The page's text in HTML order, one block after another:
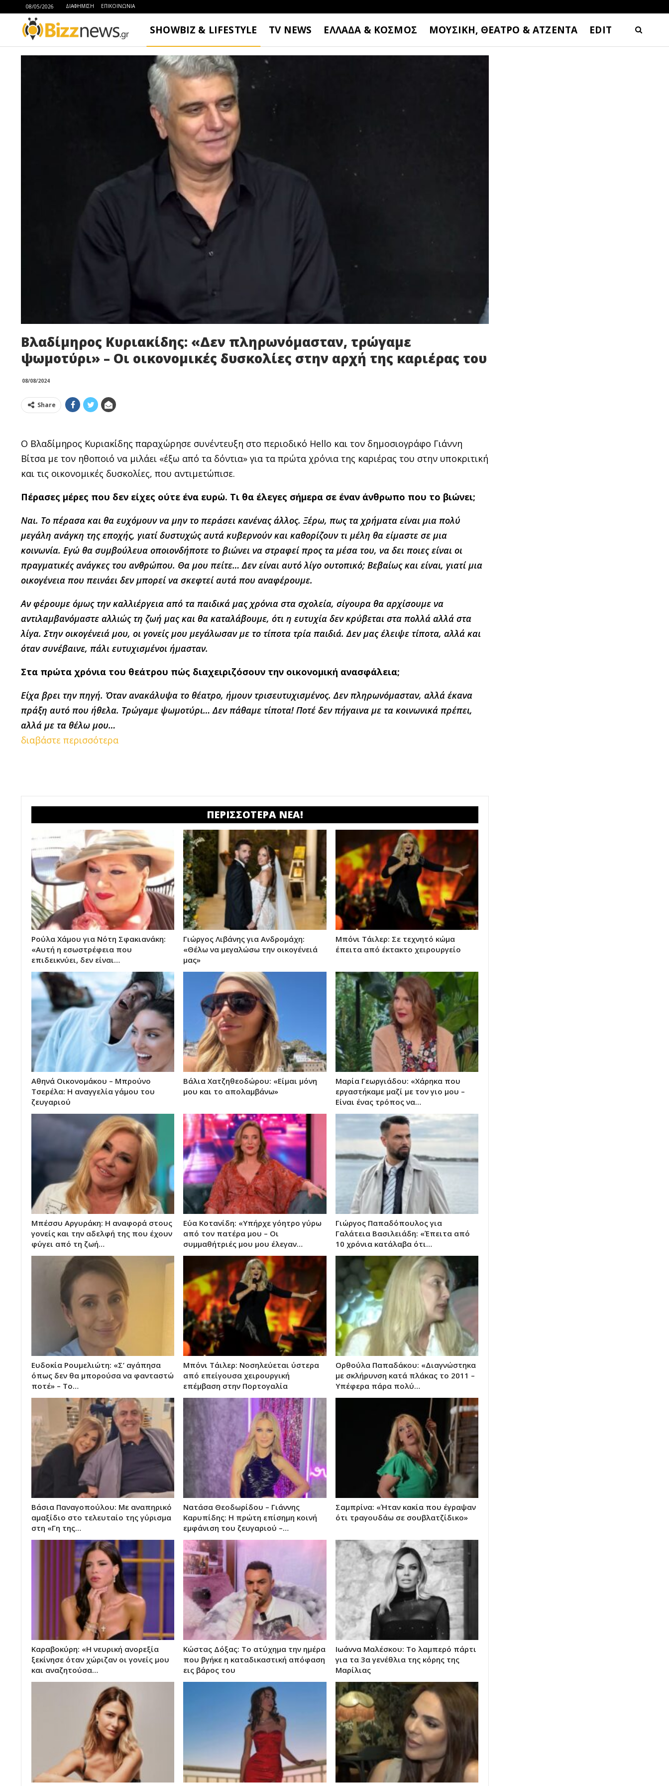
08/05/2026 ΔΙΑΦΗΜΙΣΗ ΕΠΙΚΟΙΝΩΝΙΑ
SHOWBIZ & LIFESTYLE TV NEWS ΕΛΛΑΔΑ & ΚΟΣΜΟΣ ΜΟΥΣΙΚΗ, ΘΕΑΤΡΟ & ΑΤΖΕΝΤΑ EDIT
Βλαδίμηρος Κυριακίδης: «Δεν πληρωνόμασταν, τρώγαμε
ψωμοτύρι» – Οι οικονομικές δυσκολίες στην αρχή της καριέρας του
08/08/2024
Share
Ο Βλαδίμηρος Κυριακίδης παραχώρησε συνέντευξη στο περιοδικό Hello και τον δημοσιογράφο Γιάννη
Βίτσα με τον ηθοποιό να μιλάει «έξω από τα δόντια» για τα πρώτα χρόνια της καριέρας του στην υποκριτική
και τις οικονομικές δυσκολίες, που αντιμετώπισε.
Πέρασες μέρες που δεν είχες ούτε ένα ευρώ. Τι θα έλεγες σήμερα σε έναν άνθρωπο που το βιώνει;
Ναι. Το πέρασα και θα ευχόμουν να μην το περάσει κανένας άλλος. Ξέρω, πως τα χρήματα είναι μια πολύ
μεγάλη ανάγκη της εποχής, γιατί δυστυχώς αυτά κυβερνούν και καθορίζουν τι μέλη θα είμαστε σε μια
κοινωνία. Εγώ θα συμβούλευα οποιονδήποτε το βιώνει να στραφεί προς τα μέσα του, να δει ποιες είναι οι
πραγματικές ανάγκες του ανθρώπου. Θα μου πείτε… Δεν είναι αυτό λίγο ουτοπικό; Βεβαίως και είναι, γιατί μια
οικογένεια που πεινάει δεν μπορεί να σκεφτεί αυτά που αναφέρουμε.
Αν φέρουμε όμως την καλλιέργεια από τα παιδικά μας χρόνια στα σχολεία, σίγουρα θα αρχίσουμε να
αντιλαμβανόμαστε αλλιώς τη ζωή μας και θα καταλάβουμε, ότι η ευτυχία δεν κρύβεται στα πολλά αλλά στα
λίγα. Στην οικογένειά μου, οι γονείς μου μεγάλωσαν με το τίποτα τρία παιδιά. Δεν μας έλειψε τίποτα, αλλά και
όταν συνέβαινε, πάλι ευτυχισμένοι ήμασταν.
Στα πρώτα χρόνια του θεάτρου πώς διαχειριζόσουν την οικονομική ανασφάλεια;
Είχα βρει την πηγή. Όταν ανακάλυψα το θέατρο, ήμουν τρισευτυχισμένος.Δεν πληρωνόμασταν, αλλά έκανα
πράξη αυτό που ήθελα. Τρώγαμε ψωμοτύρι… Δεν πάθαμε τίποτα! Ποτέ δεν πήγαινα με τα κοινωνικά πρέπει,
αλλά με τα θέλω μου…
διαβάστε περισσότερα
ΠΕΡΙΣΣΟΤΕΡΑ ΝΕΑ!
Ρούλα Χάμου για Νότη Σφακιανάκη:
«Αυτή η εσωστρέφεια που
επιδεικνύει, δεν είναι…
Γιώργος Λιβάνης για Ανδρομάχη:
«Θέλω να μεγαλώσω την οικογένειά
μας»
Μπόνι Τάιλερ: Σε τεχνητό κώμα
έπειτα από έκτακτο χειρουργείο
Αθηνά Οικονομάκου – Μπρούνο
Τσερέλα: Η αναγγελία γάμου του
ζευγαριού
Βάλια Χατζηθεοδώρου: «Είμαι μόνη
μου και το απολαμβάνω»
Μαρία Γεωργιάδου: «Χάρηκα που
εργαστήκαμε μαζί με τον γιο μου –
Είναι ένας τρόπος να…
Μπέσσυ Αργυράκη: Η αναφορά στους
γονείς και την αδελφή της που έχουν
φύγει από τη ζωή…
Εύα Κοτανίδη: «Υπήρχε γόητρο γύρω
από τον πατέρα μου – Οι
συμμαθήτριές μου μου έλεγαν…
Γιώργος Παπαδόπουλος για
Γαλάτεια Βασιλειάδη: «Έπειτα από
10 χρόνια κατάλαβα ότι…
Ευδοκία Ρουμελιώτη: «Σ’ αγάπησα
όπως δεν θα μπορούσα να φανταστώ
ποτέ» – Το…
Μπόνι Τάιλερ: Νοσηλεύεται ύστερα
από επείγουσα χειρουργική
επέμβαση στην Πορτογαλία
Ορθούλα Παπαδάκου: «Διαγνώστηκα
με σκλήρυνση κατά πλάκας το 2011 –
Υπέφερα πάρα πολύ…
Βάσια Παναγοπούλου: Με αναπηρικό
αμαξίδιο στο τελευταίο της γύρισμα
στη «Γη της…
Νατάσα Θεοδωρίδου – Γιάννης
Καρυπίδης: Η πρώτη επίσημη κοινή
εμφάνιση του ζευγαριού –…
Σαμπρίνα: «Ήταν κακία που έγραψαν
ότι τραγουδάω σε σουβλατζίδικο»
Καραβοκύρη: «Η νευρική ανορεξία
ξεκίνησε όταν χώριζαν οι γονείς μου
και αναζητούσα…
Κώστας Δόξας: Το ατύχημα την ημέρα
που βγήκε η καταδικαστική απόφαση
εις βάρος του
Ιωάννα Μαλέσκου: Το λαμπερό πάρτι
για τα 3α γενέθλια της κόρης της
Μαρίλιας